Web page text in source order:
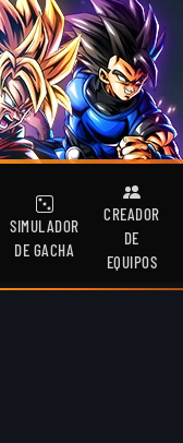
SIMULADOR
DE GACHA
CREADOR
DE
EQUIPOS